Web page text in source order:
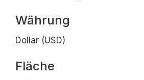
Währung
Dollar (USD)
Fläche